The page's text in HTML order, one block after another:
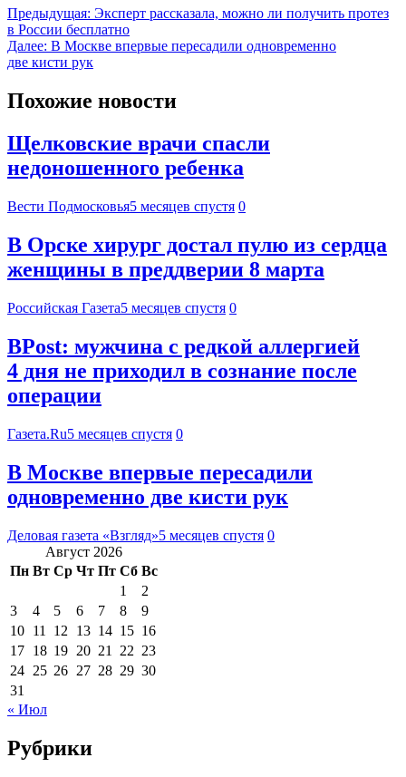
Предыдущая: Эксперт рассказала, можно ли получить протез
в России бесплатно
Далее: В Москве впервые пересадили одновременно
две кисти рук
Похожие новости
Щелковские врачи спасли
недоношенного ребенка
Вести Подмосковья5 месяцев спустя 0
В Орске хирург достал пулю из сердца
женщины в преддверии 8 марта
Российская Газета5 месяцев спустя 0
BPost: мужчина с редкой аллергией
4 дня не приходил в сознание после
операции
Газета.Ru5 месяцев спустя 0
В Москве впервые пересадили
одновременно две кисти рук
Деловая газета «Взгляд»5 месяцев спустя 0
Август 2026
Пн Вт Ср Чт Пт Сб Вс
1
2
3
4 5 6 7 8
9
10 11 12 13 14 15 16
17 18 19 20 21 22 23
24 25 26 27 28 29 30
31
« Июл
Рубрики